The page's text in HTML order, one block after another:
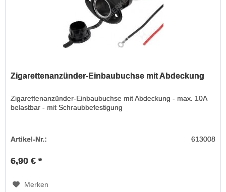
Zigarettenanzünder-Einbaubuchse mit Abdeckung
Zigarettenanzünder-Einbaubuchse mit Abdeckung - max. 10A
belastbar - mit Schraubbefestigung
Artikel-Nr.: 613008
6,90 € *
Merken